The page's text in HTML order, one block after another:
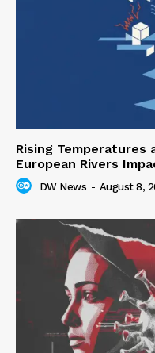
Rising Temperatures
European Rivers
DW News - August 8,